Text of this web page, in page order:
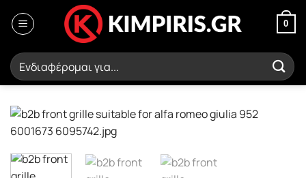
στο
0
Αναζήτηση
για: